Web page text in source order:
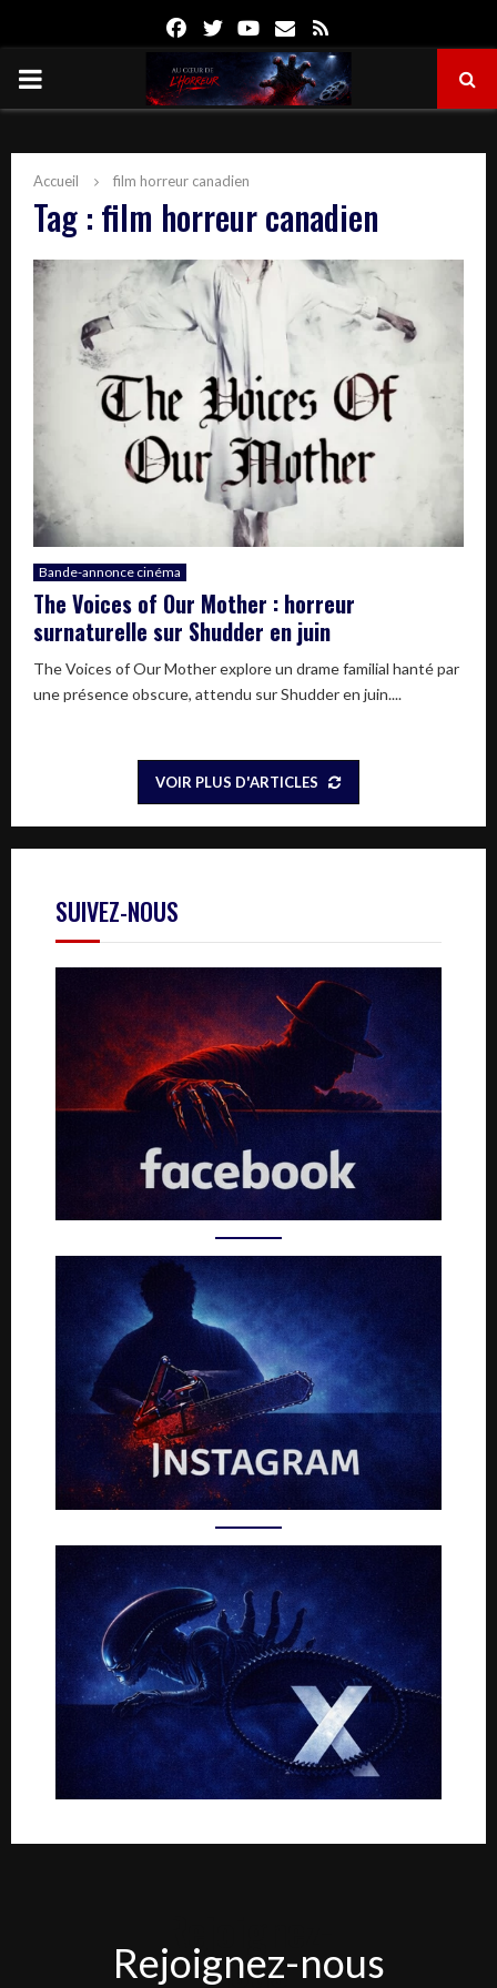
FacebookTwitterYoutube
Email
PRIMARY
Accueil film horreur canadien
Tag : film horreur canadien
Bande-annonce cinéma
The Voices of Our Mother : horreur
surnaturelle sur Shudder en juin
The Voices of Our Mother explore un drame familial hanté par
une présence obscure, attendu sur Shudder en juin....
VOIR PLUS D'ARTICLES
SUIVEZ-NOUS
nous
Rejoignez-nous